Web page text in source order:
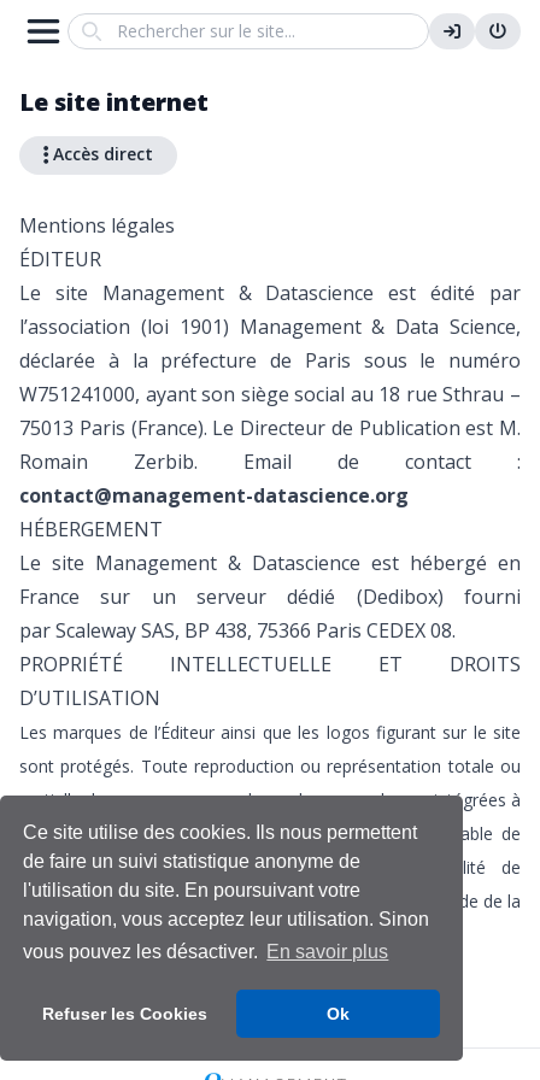
Ce site utilise des cookies. Ils nous permettent
de faire un suivi statistique anonyme de
l'utilisation du site. En poursuivant votre
navigation, vous acceptez leur utilisation. Sinon
vous pouvez les désactiver. En savoir plus
Refuser les Cookies Ok
Search
Le site internet
Accès direct
Mentions légales
ÉDITEUR
Le site Management & Datascience est édité par
l’association (loi 1901) Management & Data Science,
déclarée à la préfecture de Paris sous le numéro
W751241000, ayant son siège social au 18 rue Sthrau –
75013 Paris (France). Le Directeur de Publication est M.
Romain Zerbib. Email de contact :
contact@management-datascience.org
HÉBERGEMENT
Le site Management & Datascience est hébergé en
France sur un serveur dédié (Dedibox) fourni
par Scaleway SAS, BP 438, 75366 Paris CEDEX 08.
PROPRIÉTÉ INTELLECTUELLE ET DROITS
D’UTILISATION
Les marques de l’Éditeur ainsi que les logos figurant sur le site
sont protégés. Toute reproduction ou représentation totale ou
partielle de ces marques ou de ces logos, seules ou intégrées à
d’autres éléments sans l’autorisation expresse et préalable de
l’Éditeur est prohibée et engagerait la responsabilité de
l’utilisateur au sens des articles L 713-2 et L 713-3 du Code de la
Propriété Intellectuelle.